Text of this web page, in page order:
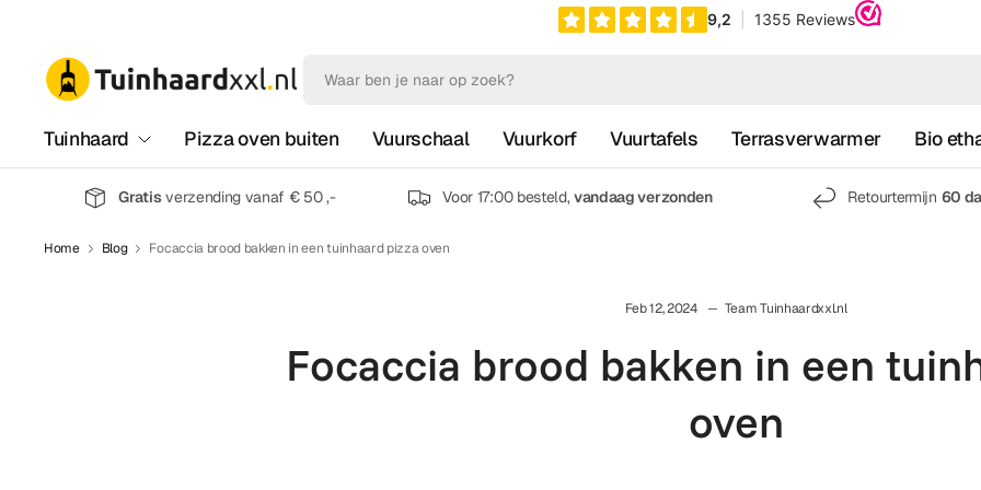
Tuinhaard Pizza oven buiten Vuurschaal Vuurkorf Vuurtafels Terrasverwarmer Bio
Gratisverzending vanaf € 50 ,- Voor 17:00 besteld,vandaag verzonden Retourtermijn 60
Home Blog Focaccia brood bakken in een tuinhaard pizza oven
Feb 12, 2024 Team Tuinhaardxxl.nl
Focaccia brood bakken in een
oven